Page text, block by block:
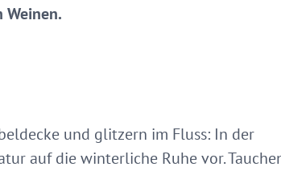
und glitzern im Fluss: In der
auf die winterliche Ruhe vor.